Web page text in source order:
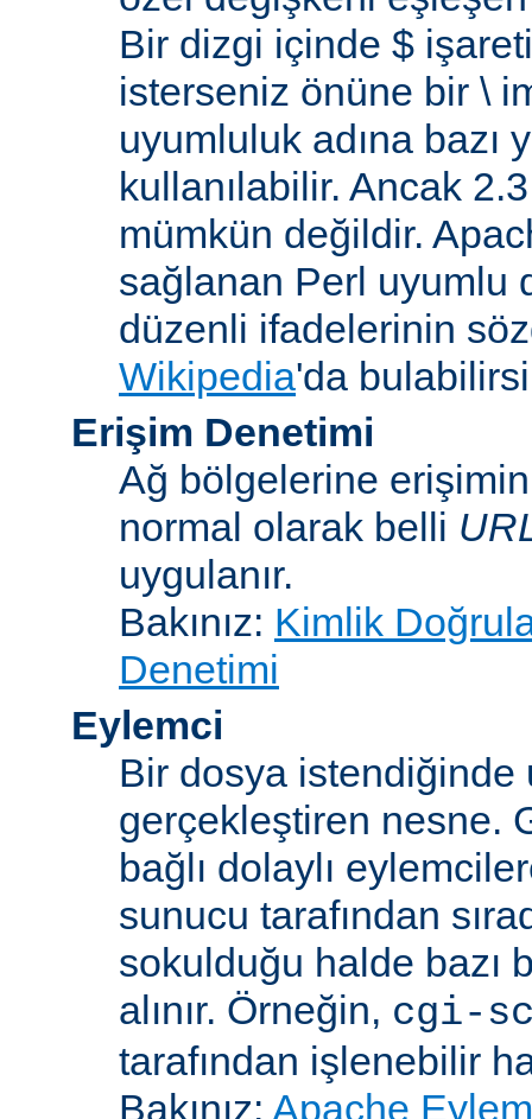
Bir dizgi içinde $
isterseniz önüne bir \
uyumluluk adına
kullanılabilir. Ancak
mümkün değildir.
sağlanan Perl uyumlu
düzenli ifadelerinin
Wikipedia'da
Erişim Denetimi
Ağ bölgelerine erişimin
normal olarak belli
uygulanır.
Bakınız: Kimlik
Denetimi
Eylemci
Bir dosya
gerçekleştiren nesne.
bağlı dolaylı
sunucu tarafından
sokulduğu halde bazı
alınır. Örneğin, cgi-
tarafından işlenebilir
Bakınız: Apache